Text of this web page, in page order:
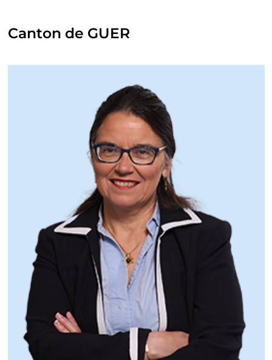
Canton de GUER